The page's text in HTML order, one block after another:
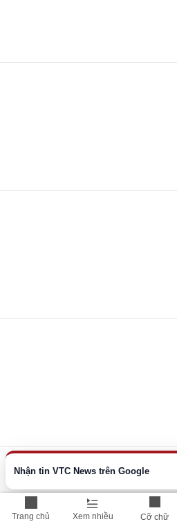
Trang chủ Xem nhiều Cỡ chữ
Nhận tin VTC News trên Google